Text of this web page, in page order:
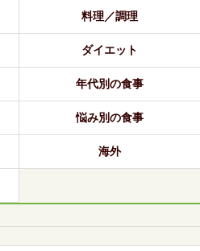
料理／調理
ダイエット
年代別の食事
悩み別の食事
海外